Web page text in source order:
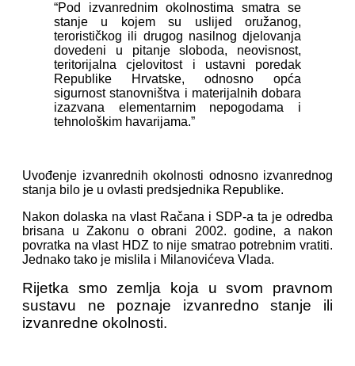
“Pod izvanrednim okolnostima smatra se
stanje u kojem su uslijed oružanog,
terorističkog ili drugog nasilnog djelovanja
dovedeni u pitanje sloboda, neovisnost,
teritorijalna cjelovitost i ustavni poredak
Republike Hrvatske, odnosno opća
sigurnost stanovništva i materijalnih dobara
izazvana elementarnim nepogodama i
tehnološkim havarijama.”
Uvođenje izvanrednih okolnosti odnosno izvanrednog
stanja bilo je u ovlasti predsjednika Republike.
Nakon dolaska na vlast Račana i SDP-a ta je odredba
brisana u Zakonu o obrani 2002. godine, a nakon
povratka na vlast HDZ to nije smatrao potrebnim vratiti.
Jednako tako je mislila i Milanovićeva Vlada.
Rijetka smo zemlja koja u svom pravnom
sustavu ne poznaje izvanredno stanje ili
izvanredne okolnosti.